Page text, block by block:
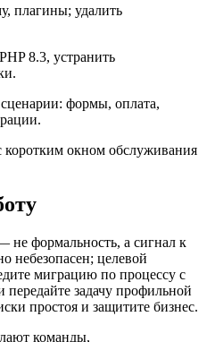
плагины; удалить
8.3, устранить
формы, оплата,
коротким окном обслуживания
формальность, а сигнал к
небезопасен; целевой
миграцию по процессу с
задачу профильной
простоя и защитите бизнес.
команды,